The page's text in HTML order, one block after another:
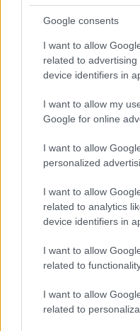
Google consents
I want to allow
related to
device identifiers in
I want to allow my
Google for online
I want to allow
personalized
I want to allow
related to analytics
device identifiers in
I want to allow
related to
I want to allow
related to
Η νέα εποχή της
νεφρού στην Ελλάδα
Τραγανά και υγιεινά
Προσθέστε το
ΔΙΑΒΑΣΤΕ